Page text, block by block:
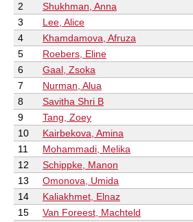
2
Shukhman, Anna
3
Lee, Alice
4
Khamdamova, Afruza
5
Roebers, Eline
6
Gaal, Zsoka
7
Nurman, Alua
8
Savitha Shri B
9
Tang, Zoey
10
Kairbekova, Amina
11
Mohammadi, Melika
12
Schippke, Manon
13
Omonova, Umida
14
Kaliakhmet, Elnaz
15
Van Foreest, Machteld